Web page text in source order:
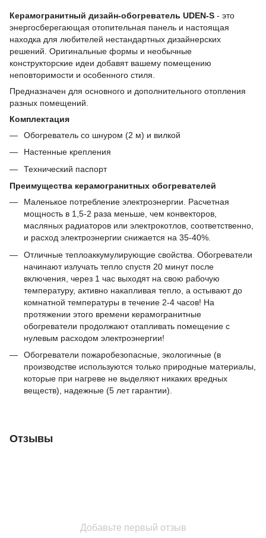
Керамогранитный дизайн-обогреватель UDEN-S - это
энергосберегающая отопительная панель и настоящая
находка для любителей нестандартных дизайнерских
решений. Оригинальные формы и необычные
конструкторские идеи добавят вашему помещению
неповторимости и особенного стиля.
Предназначен для основного и дополнительного отопления
разных помещений.
Комплектация
Обогреватель со шнуром (2 м) и вилкой
Настенные крепления
Технический паспорт
Преимущества керамогранитных обогревателей
Маленькое потребление электроэнергии. Расчетная
мощность в 1,5-2 раза меньше, чем конвекторов,
масляных радиаторов или электрокотлов, соответственно,
и расход электроэнергии снижается на 35-40%.
Отличные теплоаккумулирующие свойства. Обогреватели
начинают излучать тепло спустя 20 минут после
включения, через 1 час выходят на свою рабочую
температуру, активно накапливая тепло, а остывают до
комнатной температуры в течение 2-4 часов! На
протяжении этого времени керамогранитные
обогреватели продолжают отапливать помещение с
нулевым расходом электроэнергии!
Обогреватели пожаробезопасные, экологичные (в
производстве используются только природные материалы,
которые при нагреве не выделяют никаких вредных
веществ), надежные (5 лет гарантии).
Отзывы
Добавьте первый отзыв